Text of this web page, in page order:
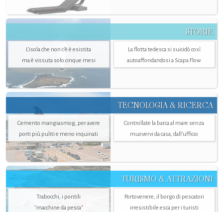
STORIE
L’isola che non c'è è esistita
ma è vissuta solo cinque mesi
La flotta tedesca si suicidò così
autoaffondandosi a Scapa Flow
TECNOLOGIA & RICERCA
Cemento mangiasmog, per avere
porti più puliti e meno inquinati
Controllate la barca al mare senza
muovervi da casa, dall’ufficio
TURISMO & ATTRAZIONI
Trabocchi, i pontili
"macchine da pesca"
Portovenere, il borgo di pescatori
irresistibile esca per i turisti